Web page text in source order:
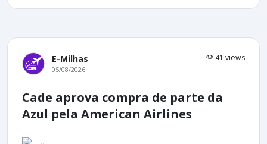
E-Milhas 41 views
05/08/2026
Cade aprova compra de parte da
Azul pela American Airlines